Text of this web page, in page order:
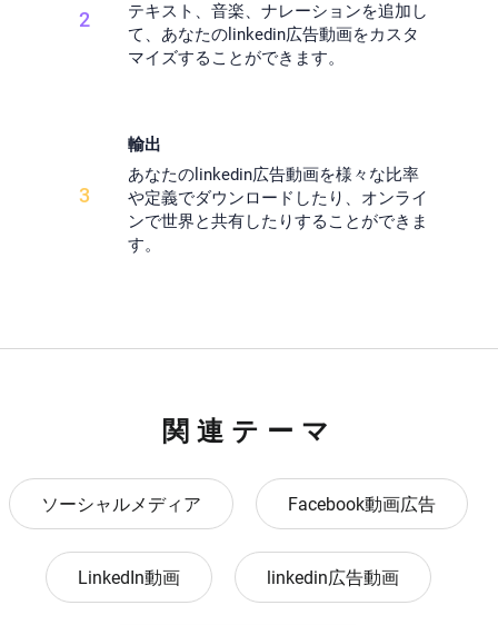
2
テキスト、音楽、ナレーションを追加し
て、あなたのlinkedin広告動画をカスタ
マイズすることができます。
3
輸出
あなたのlinkedin広告動画を様々な比率
や定義でダウンロードしたり、オンライ
ンで世界と共有したりすることができま
す。
関連テーマ
ソーシャルメディア Facebook動画広告
LinkedIn動画 linkedin広告動画